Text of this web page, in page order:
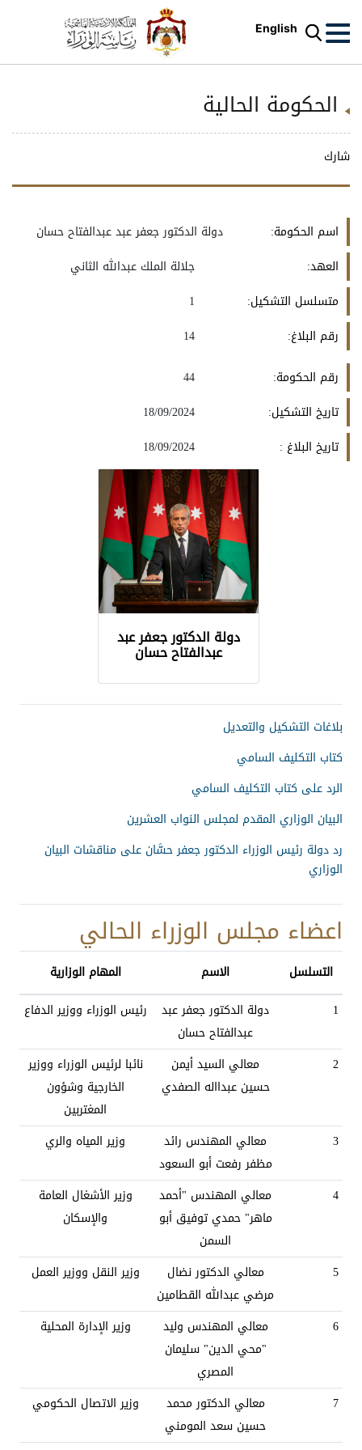
English
الحكومة الحالية
شارك
اسم الحكومة:
دولة الدكتور جعفر عبد عبدالفتاح حسان
العهد:
جلالة الملك عبدالله الثاني
متسلسل التشكيل:
1
رقم البلاغ:
14
رقم الحكومة:
44
تاريخ التشكيل:
18/09/2024
تاريخ البلاغ :
18/09/2024
دولة الدكتور جعفر عبد
عبدالفتاح حسان
بلاغات التشكيل والتعديل
كتاب التكليف السامي
الرد على كتاب التكليف السامي
البيان الوزاري المقدم لمجلس النواب العشرين
رد دولة رئيس الوزراء الدكتور جعفر حسَّان على مناقشات البيان
الوزاري
اعضاء مجلس الوزراء الحالي
التسلسل الاسم
المهام الوزارية
1
دولة الدكتور جعفر عبد
عبدالفتاح حسان
رئيس الوزراء ووزير الدفاع
2
معالي السيد أيمن
حسين عبدااله الصفدي
نائبا لرئيس الوزراء ووزير
الخارجية وشؤون
المغتربين
3
معالي المهندس رائد
مظفر رفعت أبو السعود
وزير المياه والري
4
معالي المهندس "أحمد
ماهر" حمدي توفيق أبو
السمن
وزير الأشغال العامة
والإسكان
5
معالي الدكتور نضال
مرضي عبدالله القطامين
وزير النقل ووزير العمل
6
معالي المهندس وليد
"محي الدين" سليمان
المصري
وزير الإدارة المحلية
7
معالي الدكتور محمد
حسين سعد المومني
وزير الاتصال الحكومي